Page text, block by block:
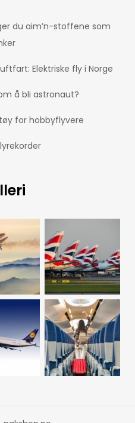
du aim’n-stoffene som
Elektriske fly i Norge
å bli astronaut?
for hobbyflyvere